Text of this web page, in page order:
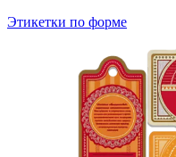
Этикетки по форме